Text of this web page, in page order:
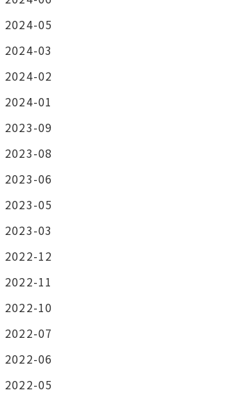
2024-05
2024-03
2024-02
2024-01
2023-09
2023-08
2023-06
2023-05
2023-03
2022-12
2022-11
2022-10
2022-07
2022-06
2022-05